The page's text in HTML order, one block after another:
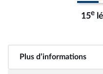
15e
Plus d’informations
<b>Plus